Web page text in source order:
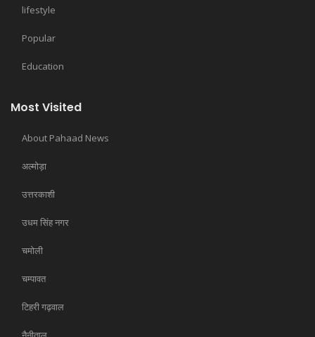
lifestyle
Popular
Education
Most Visited
About Pahaad News
अल्मोड़ा
उत्तरकाशी
उधम सिंह नगर
चमोली
चम्पावत
टिहरी गढ़वाल